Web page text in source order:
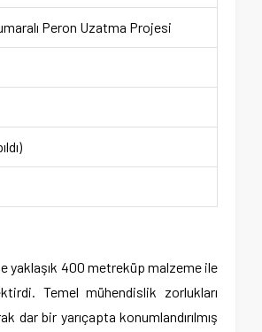
Peron Uzatma Projesi
yaklaşık 400 metreküp malzeme ile
Temel mühendislik zorlukları
dar bir yarıçapta konumlandırılmış